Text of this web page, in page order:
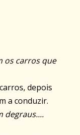
os carros que
depois
a conduzir.
degraus....